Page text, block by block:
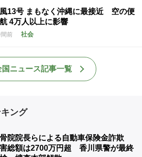
13号 まもなく沖縄に最接近 空の便
4万人以上に影響
間前 社会
国ニュース記事一覧
ング
院院長らによる自動車保険金詐欺
総額は2700万円超 香川県警が最終